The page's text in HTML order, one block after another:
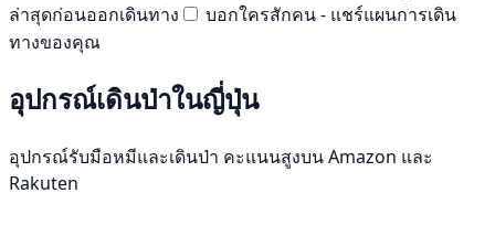
ล่าสุดก่อนออกเดินทาง
บอกใครสักคน - แชร์แผนการเดิน
ทางของคุณ
อุปกรณ์เดินป่าในญี่ปุ่น
อุปกรณ์รับมือหมีและเดินป่า คะแนนสูงบน Amazon และ
Rakuten